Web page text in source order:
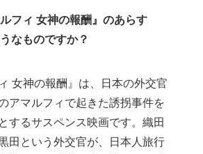
フィ 女神の報酬』のあらす
なものですか？
女神の報酬』は、日本の外交官
アマルフィで起きた誘拐事件を
するサスペンス映画です。織田
田という外交官が、日本人旅行